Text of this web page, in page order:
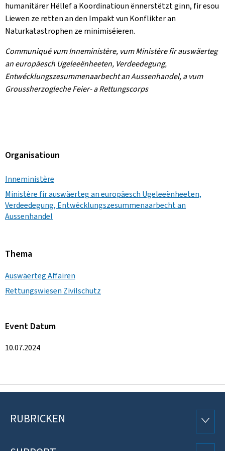
humanitärer Hëllef a Koordinatioun ënnerstëtzt ginn, fir esou
Liewen ze retten an den Impakt vun Konflikter an
Naturkatastrophen ze minimiséieren.
Communiqué vum Inneministère, vum Ministère fir auswäerteg
an europäesch Ugeleeënheeten, Verdeedegung,
Entwécklungszesummenaarbecht an Aussenhandel, a vum
Groussherzogleche Feier- a Rettungscorps
Organisatioun
Inneministère
Ministère fir auswäerteg an europäesch Ugeleeënheeten,
Verdeedegung, Entwécklungszesummenaarbecht an
Aussenhandel
Thema
Auswäerteg Affairen
Rettungswiesen Zivilschutz
Event Datum
10.07.2024
Fousszeil
RUBRICKEN